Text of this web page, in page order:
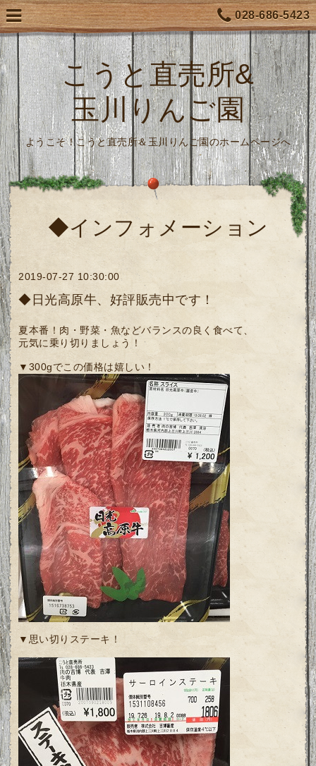
028-686-5423
こうと直売所&
玉川りんご園
ようこそ！こうと直売所＆玉川りんご園のホームページへ
◆インフォメーション
2019-07-27 10:30:00
◆日光高原牛、好評販売中です！
夏本番！肉・野菜・魚などバランスの良く食べて、
元気に乗り切りましょう！
▼300gでこの価格は嬉しい！
▼思い切りステーキ！